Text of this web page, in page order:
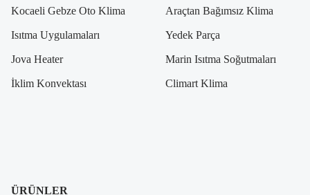
Kocaeli Gebze Oto Klima Araçtan Bağımsız Klima
Isıtma Uygulamaları Yedek Parça
Jova Heater Marin Isıtma Soğutmaları
İklim Konvektası Climart Klima
ÜRÜNLER